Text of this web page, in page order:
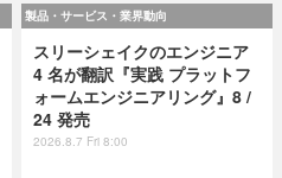
製品・サービス・業界動向
スリーシェイクのエンジニア
4 名が翻訳『実践 プラットフ
ォームエンジニアリング』8 /
24 発売
2026.8.7 Fri 8:00